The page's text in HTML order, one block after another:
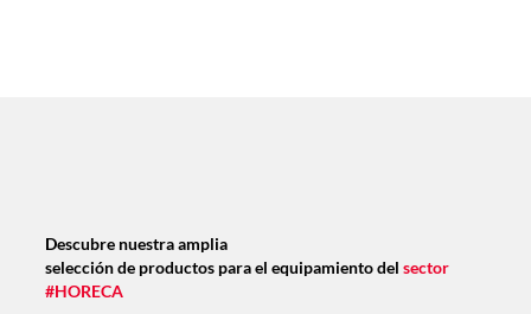
Descubre nuestra amplia
selección de productos para el equipamiento del sector
#HORECA